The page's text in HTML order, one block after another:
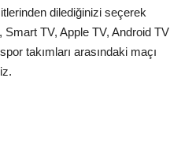
dilediğinizi seçerek
TV, Apple TV, Android TV
takımları arasındaki maçı